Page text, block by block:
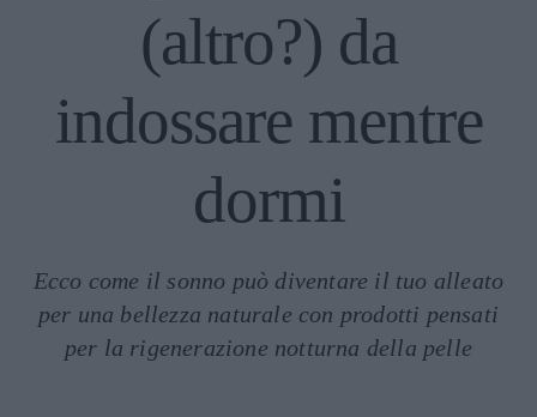
(altro?) da
indossare mentre
dormi
Ecco come il sonno può diventare il tuo alleato
per una bellezza naturale con prodotti pensati
per la rigenerazione notturna della pelle